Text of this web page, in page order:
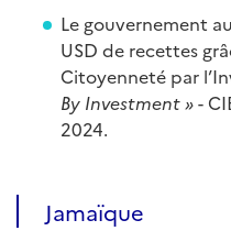
Le gouvernement
USD de recettes
Citoyenneté par
By Investment»-
2024.
Jamaïque